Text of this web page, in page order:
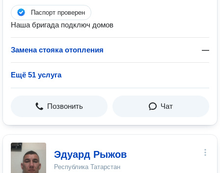
Паспорт проверен
Наша бригада подключ домов
Замена стояка отопления —
Ещё 51 услуга
Позвонить Чат
Эдуард Рыжов
Республика Татарстан